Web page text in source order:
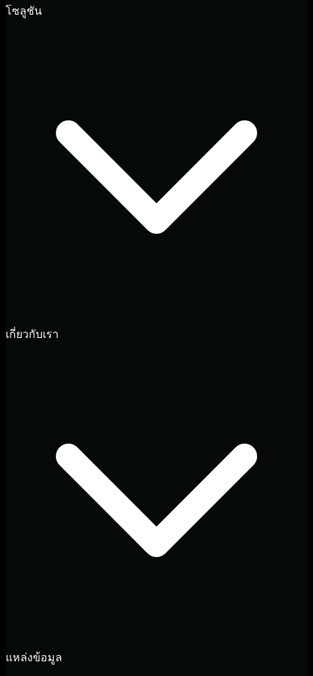
โซลูชัน
เกี่ยวกับเรา
แหล่งข้อมูล